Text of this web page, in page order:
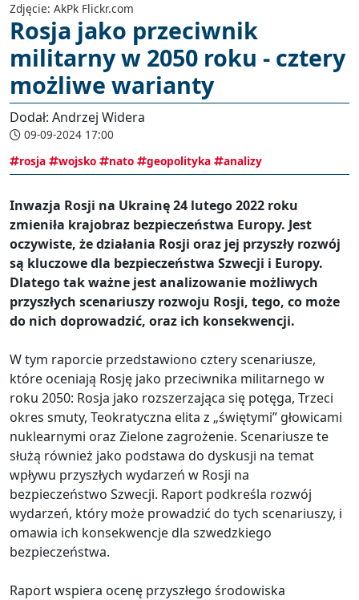
Zdjęcie: AkPk Flickr.com
Rosja jako przeciwnik
militarny w 2050 roku - cztery
możliwe warianty
Dodał: Andrzej Widera
09-09-2024 17:00
rosja
wojsko nato geopolityka analizy
Inwazja Rosji na Ukrainę 24 lutego 2022 roku
zmieniła krajobraz bezpieczeństwa Europy. Jest
oczywiste, że działania Rosji oraz jej przyszły rozwój
są kluczowe dla bezpieczeństwa Szwecji i Europy.
Dlatego tak ważne jest analizowanie możliwych
przyszłych scenariuszy rozwoju Rosji, tego, co może
do nich doprowadzić, oraz ich konsekwencji.
W tym raporcie przedstawiono cztery scenariusze,
które oceniają Rosję jako przeciwnika militarnego w
roku 2050: Rosja jako rozszerzająca się potęga, Trzeci
okres smuty, Teokratyczna elita z „świętymi” głowicami
nuklearnymi oraz Zielone zagrożenie. Scenariusze te
służą również jako podstawa do dyskusji na temat
wpływu przyszłych wydarzeń w Rosji na
bezpieczeństwo Szwecji. Raport podkreśla rozwój
wydarzeń, który może prowadzić do tych scenariuszy, i
omawia ich konsekwencje dla szwedzkiego
bezpieczeństwa.
Raport wspiera ocenę przyszłego środowiska